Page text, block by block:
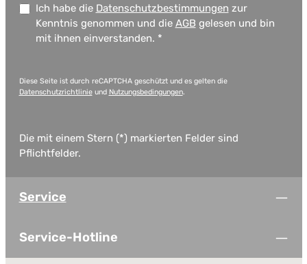
Ich habe die Datenschutzbestimmungen zur
Kenntnis genommen und die AGB gelesen und bin
mit ihnen einverstanden. *
Diese Seite ist durch reCAPTCHA geschützt und es gelten die
Datenschutzrichtlinieund Nutzungsbedingungen.
Die mit einem Stern (*) markierten Felder sind
Pflichtfelder.
Service
Service-Hotline